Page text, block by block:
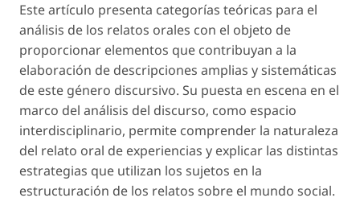
Este artículo presenta categorías teóricas para el
análisis de los relatos orales con el objeto de
proporcionar elementos que contribuyan a la
elaboración de descripciones amplias y sistemáticas
de este género discursivo. Su puesta en escena en el
marco del análisis del discurso, como espacio
interdisciplinario, permite comprender la naturaleza
del relato oral de experiencias y explicar las distintas
estrategias que utilizan los sujetos en la
estructuración de los relatos sobre el mundo social.